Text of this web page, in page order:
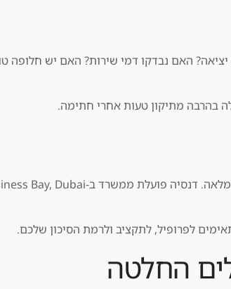
האם נבדקו דמי שירות? האם יש חלופה
בהרבה מתיקון טעות אחרי חתימה.
החלטה